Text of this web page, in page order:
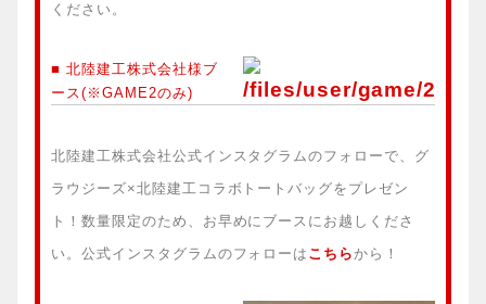
ください。
■ 北陸建工株式会社様ブ
ース(※GAME2のみ)
北陸建工株式会社公式インスタグラムのフォローで、グ
ラウジーズ×北陸建工コラボトートバッグをプレゼン
ト！数量限定のため、お早めにブースにお越しくださ
い。公式インスタグラムのフォローは こちらから！